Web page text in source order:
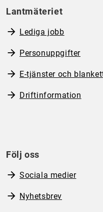
Lantmäteriet
Lediga jobb
Personuppgifter
E-tjänster och
Driftinformation
Följ oss
Sociala medier
Nyhetsbrev